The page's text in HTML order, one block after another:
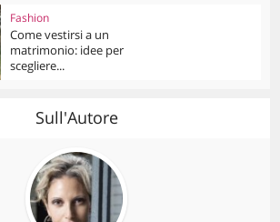
Fashion
Come vestirsi a un
matrimonio: idee per
scegliere...
Sull'Autore